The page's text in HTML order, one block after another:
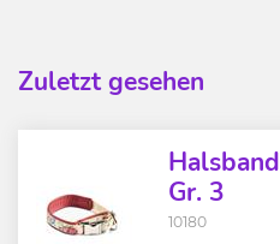
Zuletzt gesehen
Gr. 3
10180